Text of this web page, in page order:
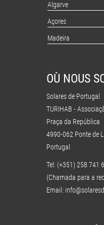
Algarve
Açores
Madeira
OÙ NOUS
Solares de Portugal
TURIHAB -
Praça da República
4990-062 Ponte de
Portugal
Tel: (+351) 258 741
(Chamada para a
Email: